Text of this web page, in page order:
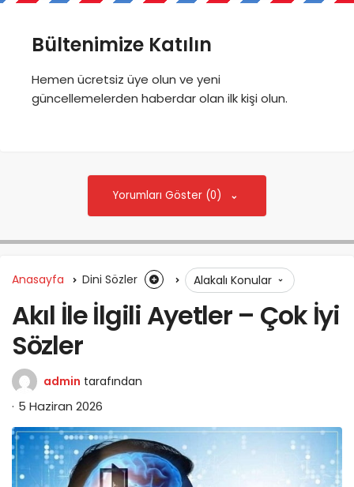
Bültenimize Katılın
Hemen ücretsiz üye olun ve yeni
güncellemelerden haberdar olan ilk kişi olun.
Yorumları Göster (0)
Anasayfa Dini Sözler Alakalı Konular
Akıl İle İlgili Ayetler – Çok İyi
Sözler
admin tarafından
5 Haziran 2026